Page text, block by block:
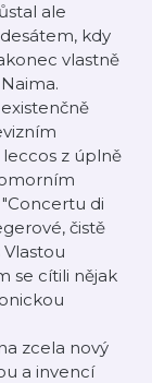
ale
kdy
vlastně
z úplně
di
čistě
se cítili nějak
zcela nový
a invencí